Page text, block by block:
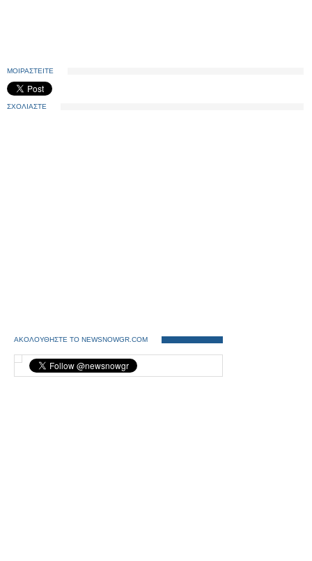
ΜΟΙΡΑΣΤΕΙΤΕ
ΣΧΟΛΙΑΣΤΕ
ΑΚΟΛΟΥΘΗΣΤΕ ΤΟ NEWSNOWGR.COM